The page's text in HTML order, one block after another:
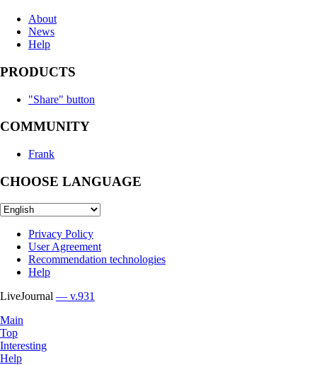
About
News
Help
PRODUCTS
"Share" button
COMMUNITY
Frank
CHOOSE LANGUAGE
Privacy Policy
User Agreement
Recommendation technologies
Help
LiveJournal — v.931
Main
Top
Interesting
Help